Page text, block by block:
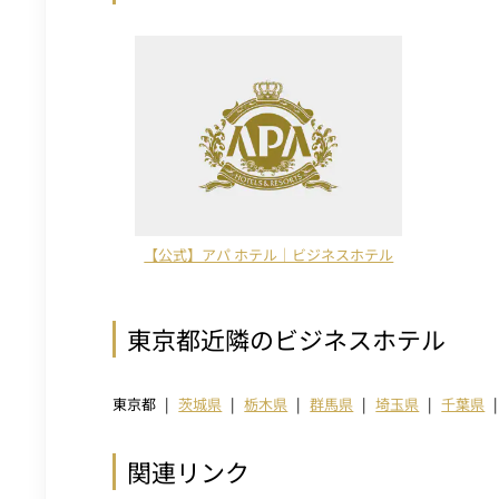
【公式】アパ ホテル｜ビジネスホテル
東京都近隣のビジネスホテル
東京都 茨城県 栃木県 群馬県 埼玉県 千葉県
関連リンク